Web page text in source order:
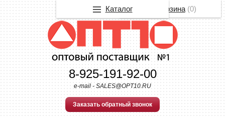
8-925-191-92-00
e-mail - SALES@OPT10.RU
Заказать обратный звонок
Корзина(0)
Каталог